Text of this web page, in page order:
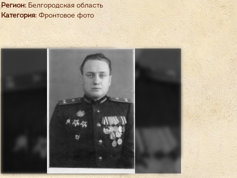
Регион:Белгородская область
Категория:Фронтовое фото